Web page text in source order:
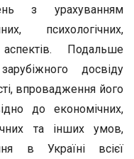
з урахуванням
психологічних,
Подальше
досвіду
впровадження його
до економічних,
та інших умов,
в Україні всієї